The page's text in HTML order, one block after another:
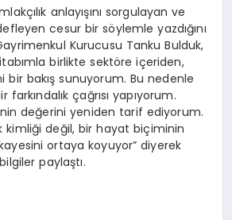
anlayışını sorgulayan ve
cesur bir söylemle yazdığını
Kurucusu Tanku Bulduk,
birlikte sektöre içeriden,
bakış sunuyorum. Bu nedenle
farkındalık çağrısı yapıyorum.
değerini yeniden tarif ediyorum.
kimliği değil, bir hayat biçiminin
ortaya koyuyor” diyerek
paylaştı.